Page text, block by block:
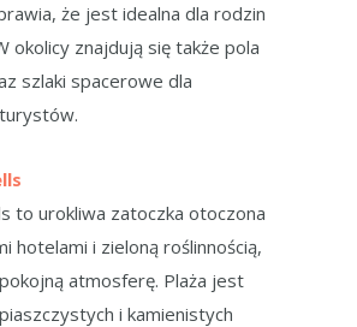
że jest idealna dla rodzin
okolicy znajdują się także pola
szlaki spacerowe dla
to urokliwa zatoczka otoczona
hotelami i zieloną roślinnością,
atmosferę. Plaża jest
i kamienistych